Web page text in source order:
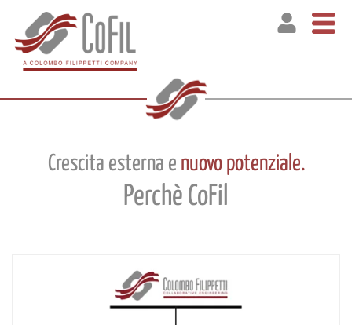
Crescita esterna e nuovo potenziale.
Perchè CoFil